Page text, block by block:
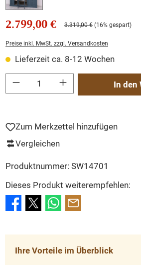
2.799,00 € 3.319,00 € (16% gespart)
Preise inkl. MwSt. zzgl. Versandkosten
Lieferzeit ca. 8-12 Wochen
Produkt Anzahl: Gib den gewünschten Wert ein
In den
Zum Merkzettel hinzufügen
Vergleichen
Produktnummer: SW14701
Dieses Produkt weiterempfehlen:
Ihre Vorteile im Überblick